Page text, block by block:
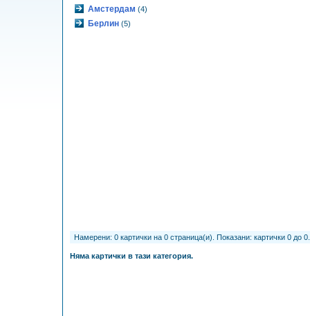
Амстердам (4)
Берлин (5)
Намерени: 0 картички на 0 страница(и). Показани: картички 0 до
Няма картички в тази категория.